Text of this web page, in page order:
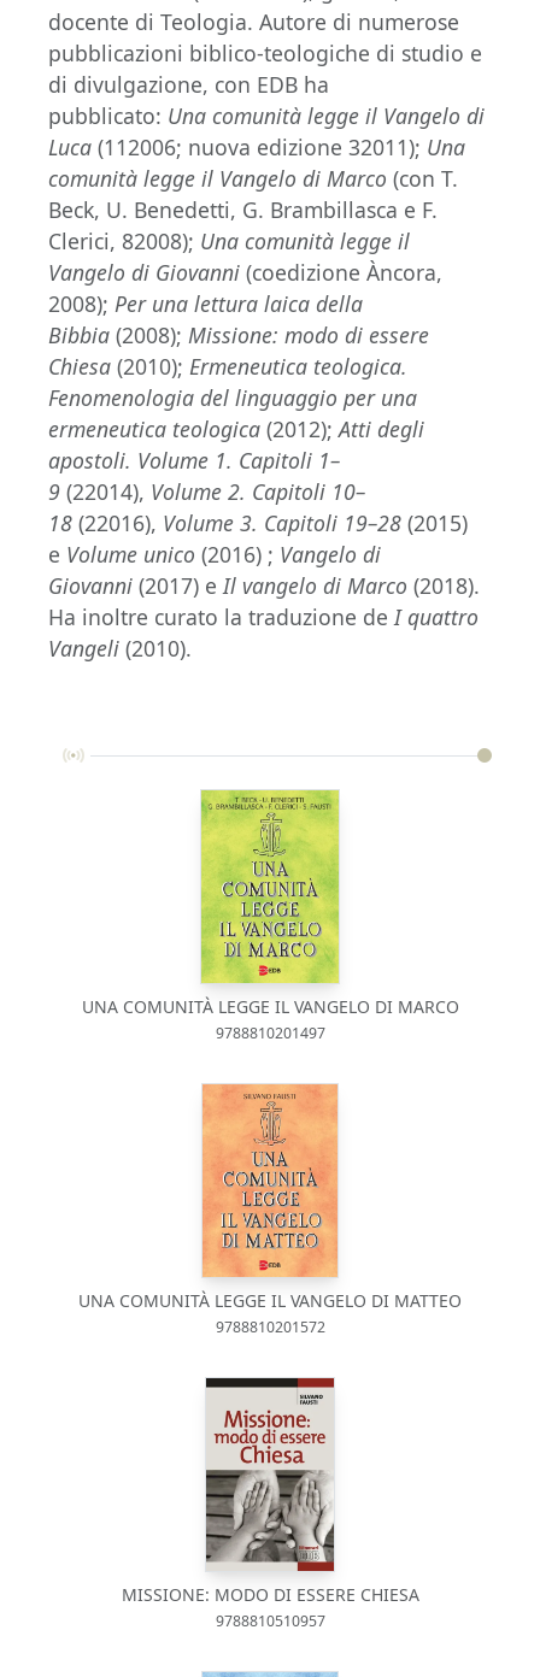
docente di Teologia. Autore di numerose
pubblicazioni biblico-teologiche di studio e
di divulgazione, con EDB ha
pubblicato: Una comunità legge il Vangelo di
Luca (112006; nuova edizione 32011); Una
comunità legge il Vangelo di Marco (con T.
Beck, U. Benedetti, G. Brambillasca e F.
Clerici, 82008); Una comunità legge il
Vangelo di Giovanni (coedizione Àncora,
2008); Per una lettura laica della
Bibbia (2008); Missione: modo di essere
Chiesa (2010); Ermeneutica teologica.
Fenomenologia del linguaggio per una
ermeneutica teologica (2012);Atti degli
apostoli. Volume 1. Capitoli 1–
9 (22014), Volume 2. Capitoli 10–
18 (22016), Volume 3. Capitoli 19–28 (2015)
e Volume unico (2016) ; Vangelo di
Giovanni (2017) eIl vangelo di Marco (2018).
Ha inoltre curato la traduzione deI quattro
Vangeli (2010).
UNA COMUNITÀ LEGGE IL VANGELO DI MARCO
9788810201497
UNA COMUNITÀ LEGGE IL VANGELO DI MATTEO
9788810201572
MISSIONE: MODO DI ESSERE CHIESA
9788810510957